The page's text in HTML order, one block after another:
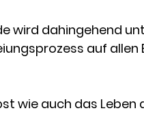
wird dahingehend
auf allen
wie auch das Leben